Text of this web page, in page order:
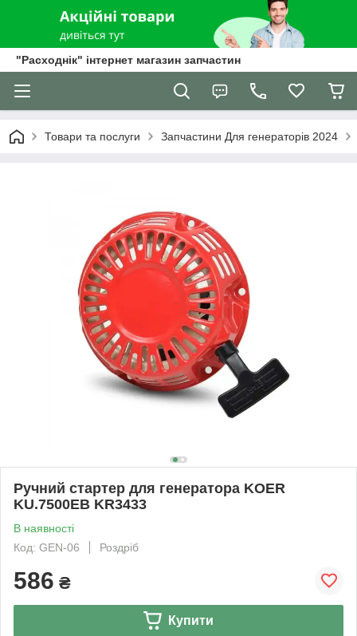
"Расходнік" інтернет магазин запчастин
Товари та послуги Запчастини Для генераторів 2024
Ручний стартер для генератора KOER
KU.7500EB KR3433
В наявності
Код: GEN-06
Роздріб
586 ₴
Купити